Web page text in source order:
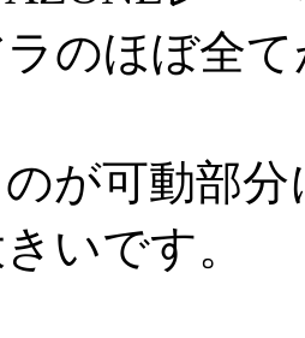
のほぼ全
のが可動部
いです。